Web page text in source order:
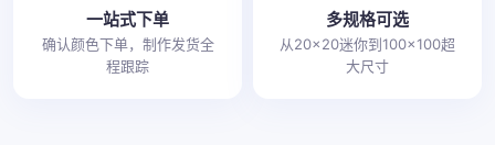
一站式下单
确认颜色下单，制作发货全
程跟踪
多规格可选
从20×20迷你到100×100超
大尺寸